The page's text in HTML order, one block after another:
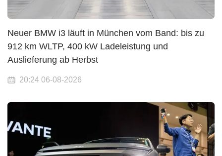
Neuer BMW i3 läuft in München vom Band: bis zu
912 km WLTP, 400 kW Ladeleistung und
Auslieferung ab Herbst
20:24 06-08-2026